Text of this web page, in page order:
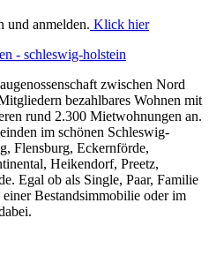
und anmelden. Klick hier
zwischen Nord
bezahlbares Wohnen mit
rund 2.300 Mietwohnungen an.
im schönen Schleswig-
Flensburg, Eckernförde,
Heikendorf, Preetz,
Egal ob als Single, Paar, Familie
Bestandsimmobilie oder im